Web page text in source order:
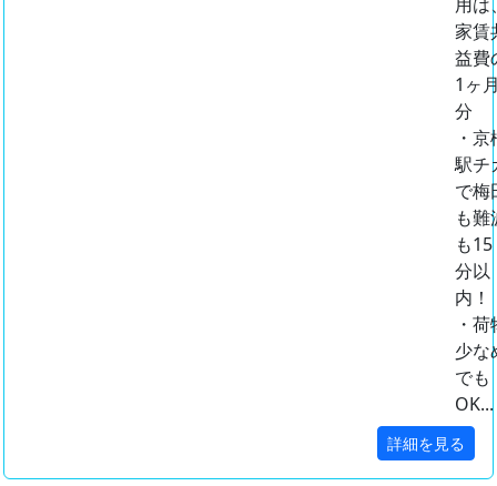
家賃
益費
1ヶ
分
・
駅チ
で梅
も難
も15
分以
内！
・
少な
でも
OK...
詳細を見る